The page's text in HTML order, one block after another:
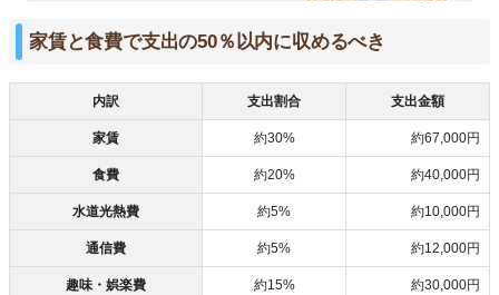
家賃と食費で支出の50％以内に収めるべき
内訳 支出割合 支出金額
家賃 約30% 約67,000円
食費 約20% 約40,000円
水道光熱費 約5% 約10,000円
通信費 約5% 約12,000円
趣味・娯楽費 約15% 約30,000円